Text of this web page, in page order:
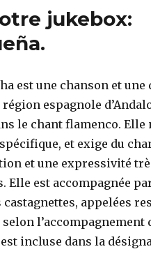
jukebox:
est une chanson et une
espagnole
le chant flamenco. Elle
et exige du
et une expressivité
Elle est accompagnée
appelées
selon l’accompagnement
incluse dans la